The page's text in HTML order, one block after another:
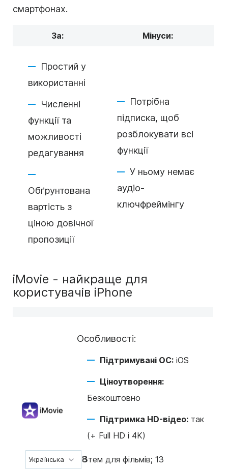
смартфонах.
За: Мінуси:
Простий у
використанні
Численні
функції та
можливості
редагування
Обґрунтована
вартість з
ціною довічної
пропозиції
Потрібна
підписка, щоб
розблокувати всі
функції
У ньому немає
аудіо-
ключфреймінгу
iMovie - найкраще для
користувачів iPhone
Особливості:
Підтримувані ОС: iOS
Ціноутворення:
Безкоштовно
Підтримка HD-відео: так
(+ Full HD і 4K)
8тем для фільмів; 13
Українська